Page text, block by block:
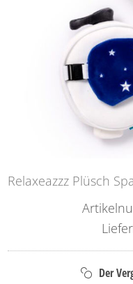
Relaxeazzz Plüsch